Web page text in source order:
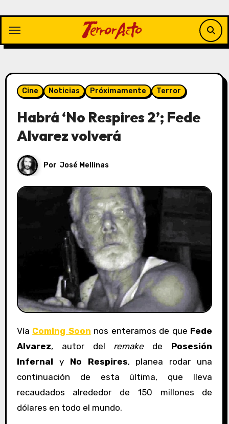
contenido
Cine Noticias Próximamente Terror
Habrá ‘No Respires 2’; Fede
Alvarez volverá
Por José Mellinas
Vía Coming Soon nos enteramos de que Fede
Alvarez, autor del remake de Posesión
Infernal yNo Respires, planea rodar una
continuación de esta última, que lleva
recaudados alrededor de 150 millones de
dólares en todo el mundo.